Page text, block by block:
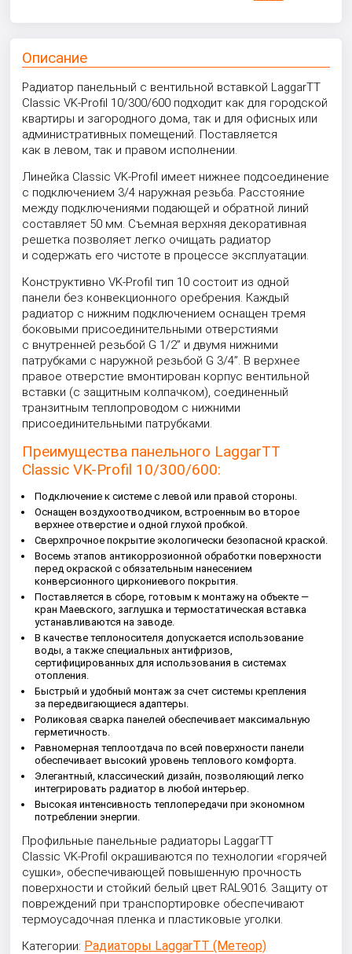
Описание
Радиатор панельный с вентильной вставкой LaggarTT
Classic VK-Profil 10/300/600 подходит как для городской
квартиры и загородного дома, так и для офисных или
административных помещений. Поставляется
как в левом, так и правом исполнении.
Линейка Classic VK-Profil имеет нижнее подсоединение
с подключением 3/4 наружная резьба. Расстояние
между подключениями подающей и обратной линий
составляет 50 мм. Съемная верхняя декоративная
решетка позволяет легко очищать радиатор
и содержать его чистоте в процессе эксплуатации.
Конструктивно VK-Profil тип 10 состоит из одной
панели без конвекционного оребрения. Каждый
радиатор с нижним подключением оснащен тремя
боковыми присоединительными отверстиями
с внутренней резьбой G 1/2” и двумя нижними
патрубками с наружной резьбой G 3/4”. В верхнее
правое отверстие вмонтирован корпус вентильной
вставки (с защитным колпачком), соединенный
транзитным теплопроводом с нижними
присоединительными патрубками.
Преимущества панельного LaggarTT
Classic VK-Profil 10/300/600:
Подключение к системе с левой или правой стороны.
Оснащен воздухоотводчиком, встроенным во второе
верхнее отверстие и одной глухой пробкой.
Сверхпрочное покрытие экологически безопасной краской.
Восемь этапов антикоррозионной обработки поверхности
перед окраской с обязательным нанесением
конверсионного циркониевого покрытия.
Поставляется в сборе, готовым к монтажу на объекте —
кран Маевского, заглушка и термостатическая вставка
устанавливаются на заводе.
В качестве теплоносителя допускается использование
воды, а также специальных антифризов,
сертифицированных для использования в системах
отопления.
Быстрый и удобный монтаж за счет системы крепления
за передвигающиеся адаптеры.
Роликовая сварка панелей обеспечивает максимальную
герметичность.
Равномерная теплоотдача по всей поверхности панели
обеспечивает высокий уровень теплового комфорта.
Элегантный, классический дизайн, позволяющий легко
интегрировать радиатор в любой интерьер.
Высокая интенсивность теплопередачи при экономном
потреблении энергии.
Профильные панельные радиаторы LaggarTT
Classic VK-Profil окрашиваются по технологии «горячей
сушки», обеспечивающей повышенную прочность
поверхности и стойкий белый цвет RAL9016. Защиту от
повреждений при транспортировке обеспечивают
термоусадочная пленка и пластиковые уголки.
Категории: Радиаторы LaggarTT (Метеор)